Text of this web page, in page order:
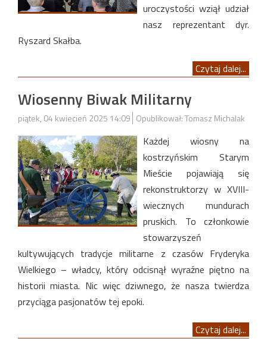
uroczystości wziął udział
nasz reprezentant dyr.
Ryszard Skałba.
Czytaj dalej...
Wiosenny Biwak Militarny
piątek, 04 kwiecień 2025 14:09 Opublikował: Tomasz Michalak
Każdej wiosny na
kostrzyńskim Starym
Mieście pojawiają się
rekonstruktorzy w XVIII-
wiecznych mundurach
pruskich. To członkowie
stowarzyszeń
kultywujących tradycje militarne z czasów Fryderyka
Wielkiego – władcy, który odcisnął wyraźne piętno na
historii miasta. Nic więc dziwnego, że nasza twierdza
przyciąga pasjonatów tej epoki.
Czytaj dalej...